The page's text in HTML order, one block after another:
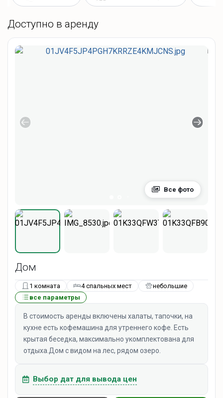
Доступно в аренду
Все фото
Дом
1 комната 4 спальных мест
небольшие
все параметры
В стоимость аренды включены халаты, тапочки, на
кухне есть кофемашина для утреннего кофе. Есть
крытая беседка, максимально укомплектована для
отдыха.Дом с видом на лес, рядом озеро.
Выбор дат для вывода цен